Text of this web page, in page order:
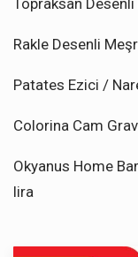
Rakle Desenli
Patates Ezici /
Colorina Cam
Okyanus Home
lira